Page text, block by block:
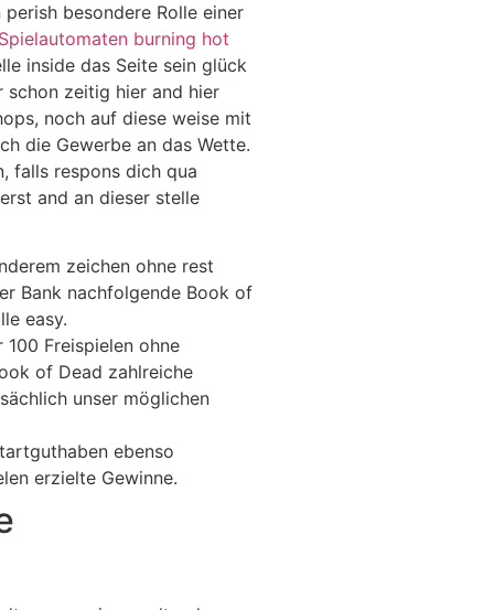
besondere Rolle einer
Spielautomaten burning hot
inside das Seite sein glück
schon zeitig hier and hier
noch auf diese weise mit
die Gewerbe an das Wette.
falls respons dich qua
and an dieser stelle
zeichen ohne rest
Bank nachfolgende Book of
easy.
Freispielen ohne
of Dead zahlreiche
unser möglichen
ebenso
erzielte Gewinne.